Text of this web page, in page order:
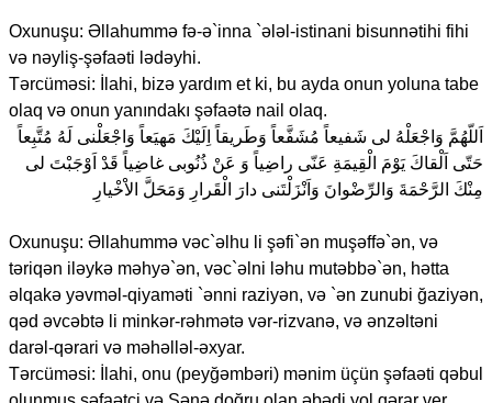
Oxunuşu: Əllahummə fə-ə`inna `ələl-istinani bisunnətihi fihi
və nəyliş-şəfaəti lədəyhi.
Tərcüməsi: İlahi, bizə yardım et ki, bu ayda onun yoluna tabe
olaq və onun yanındakı şəfaətə nail olaq.
اَللّهُمَّ وَاجْعَلْهُ لى شَفيعاً مُشَفَّعاً وَطَريقاً اِلَيْكَ مَهيَعاً وَاجْعَلْنى لَهُ مُتَّبِعاً
حَتّى اَلْقاكَ يَوْمَ الْقِيمَةِ عَنّى راضِياً وَ عَنْ ذُنُوبى غاضِياً قَدْ اَوْجَبْتَ لى
مِنْكَ الرَّحْمَةَ وَالرِّضْوانَ وَاَنْزَلْتَنى دارَ الْقَرارِ وَمَحَلَّ الاْخْيارِ
Oxunuşu: Əllahummə vəc`əlhu li şəfi`ən muşəffə`ən, və
təriqən iləykə məhyə`ən, vəc`əlni ləhu mutəbbə`ən, hətta
əlqakə yəvməl-qiyaməti `ənni raziyən, və `ən zunubi ğaziyən,
qəd əvcəbtə li minkər-rəhmətə vər-rizvanə, və ənzəltəni
darəl-qərari və məhəlləl-əxyar.
Tərcüməsi: İlahi, onu (peyğəmbəri) mənim üçün şəfaəti qəbul